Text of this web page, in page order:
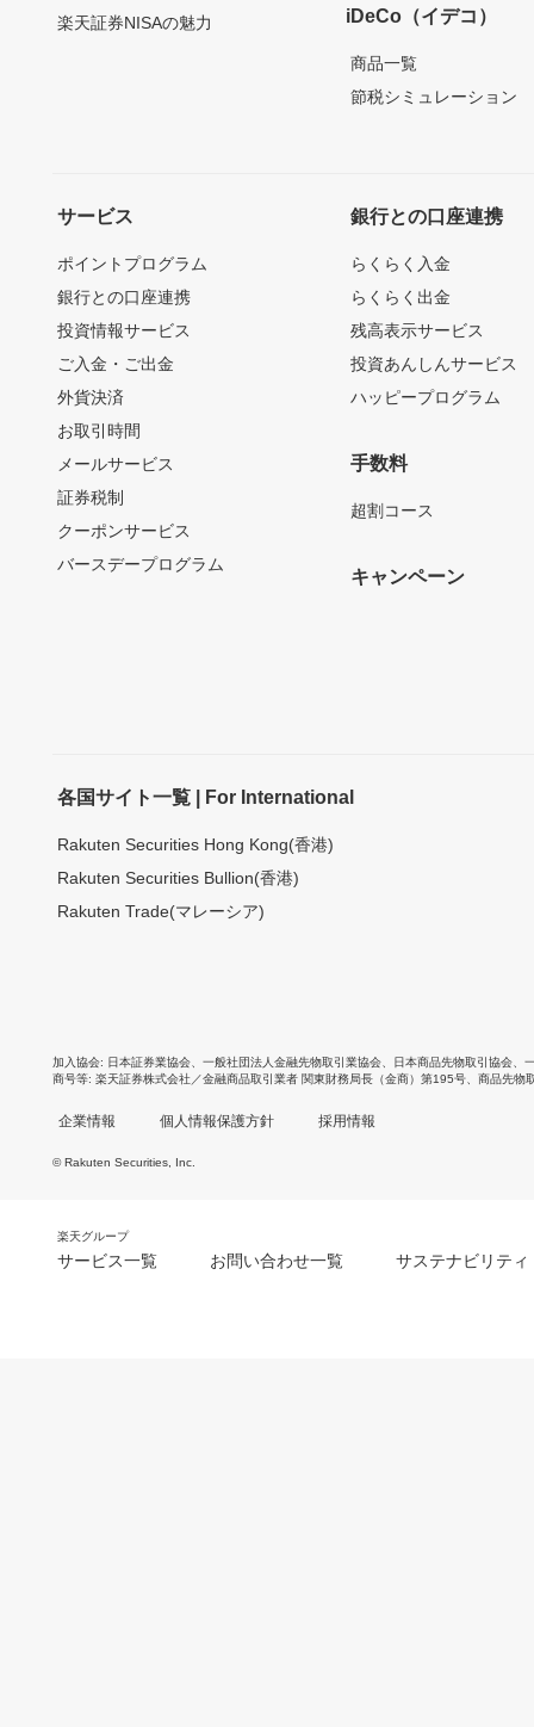
楽天証券NISAの魅力
iDeCo（イデコ）
商品一覧
節税シミュレーション
サービス
ポイントプログラム
銀行との口座連携
投資情報サービス
ご入金・ご出金
外貨決済
お取引時間
メールサービス
証券税制
クーポンサービス
バースデープログラム
銀行との口座連携
らくらく入金
らくらく出金
残高表示サービス
投資あんしんサービス
ハッピープログラム
手数料
超割コース
キャンペーン
各国サイト一覧 | For International
Rakuten Securities Hong Kong(香港)
Rakuten Securities Bullion(香港)
Rakuten Trade(マレーシア)
加入協会 日本証券業協会 一般社団法人金融先物取引業協会 日本商品先物取引協会
商号等 楽天証券株式会社／金融商品取引業者 関東財務局長（金商）第195号、商品先物
企業情報 個人情報保護方針 採用情報
© Rakuten Securities, Inc.
楽天グループ
サービス一覧 お問い合わせ一覧 サステナビリティ